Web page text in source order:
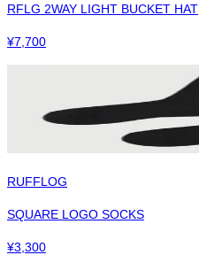
RFLG 2WAY LIGHT BUCKET HAT
¥7,700
RUFFLOG
SQUARE LOGO SOCKS
¥3,300